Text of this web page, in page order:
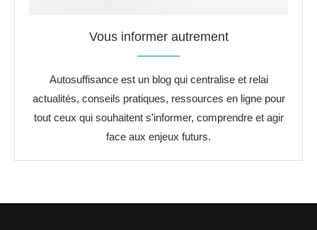
Vous informer autrement
Autosuffisance est un blog qui centralise et relai
actualités, conseils pratiques, ressources en ligne pour
tout ceux qui souhaitent s'informer, comprendre et agir
face aux enjeux futurs.